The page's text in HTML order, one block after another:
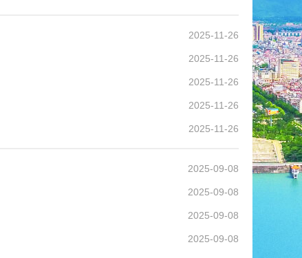
2025-11-26
2025-11-26
2025-11-26
2025-11-26
2025-11-26
2025-09-08
2025-09-08
2025-09-08
2025-09-08